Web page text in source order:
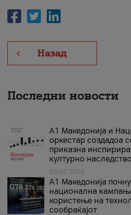
Назад
Последни новости
А1 Македонија и
оркестар создадоа
приказна
културно наследство
03.07.2026
A1 Македонија
национална
користење на
сообраќајот